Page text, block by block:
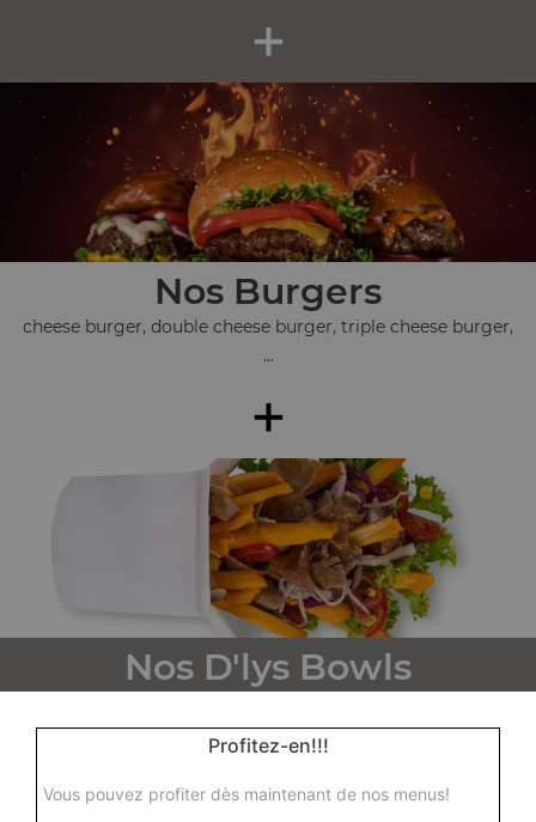
+
Nos Burgers
cheese burger, double cheese burger, triple cheese burger,
...
+
Nos D'lys Bowls
+
Profitez-en!!!
Vous pouvez profiter dès maintenant de nos menus!